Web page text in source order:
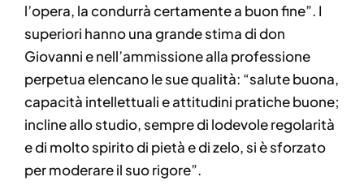
l’opera, la condurrà certamente a buon fine”. I
superiori hanno una grande stima di don
Giovanni e nell’ammissione alla professione
perpetua elencano le sue qualità: “salute buona,
capacità intellettuali e attitudini pratiche buone;
incline allo studio, sempre di lodevole regolarità
e di molto spirito di pietà e di zelo, si è sforzato
per moderare il suo rigore”.